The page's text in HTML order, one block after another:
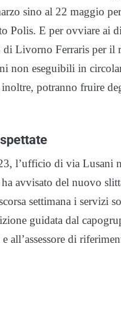
sino al 22 maggio
Polis. E per ovviare ai
Livorno Ferraris per il
non eseguibili in
potranno fruire
l’ufficio di via Lusani
avvisato del nuovo
settimana i servizi
guidata dal
all’assessore di